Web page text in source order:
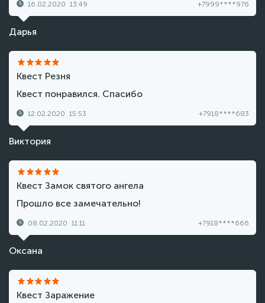
16.02.2020 13:49 +7999****976
Дарья
Квест Резня
Квест понравился. Спасибо
12.02.2020 15:53 +7918****683
Виктория
Квест Замок святого ангела
Прошло все замечательно!
08.02.2020 11:11 +7918****666
Оксана
Квест Заражение